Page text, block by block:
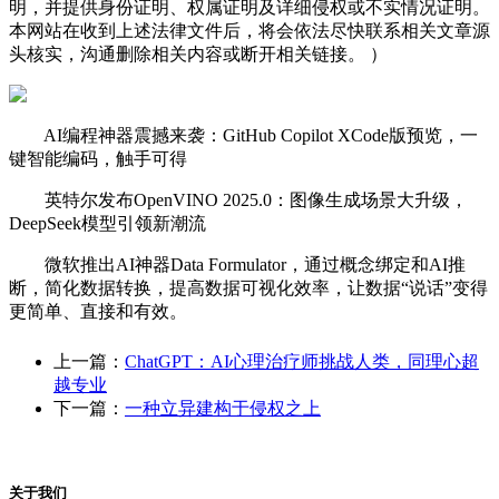
明，并提供身份证明、权属证明及详细侵权或不实情况证明。
本网站在收到上述法律文件后，将会依法尽快联系相关文章源
头核实，沟通删除相关内容或断开相关链接。 ）
AI编程神器震撼来袭：GitHub Copilot XCode版预览，一
键智能编码，触手可得
英特尔发布OpenVINO 2025.0：图像生成场景大升级，
DeepSeek模型引领新潮流
微软推出AI神器Data Formulator，通过概念绑定和AI推
断，简化数据转换，提高数据可视化效率，让数据“说话”变得
更简单、直接和有效。
上一篇： ChatGPT：AI心理治疗师挑战人类，同理心超
越专业
下一篇： 一种立异建构于侵权之上
关于我们